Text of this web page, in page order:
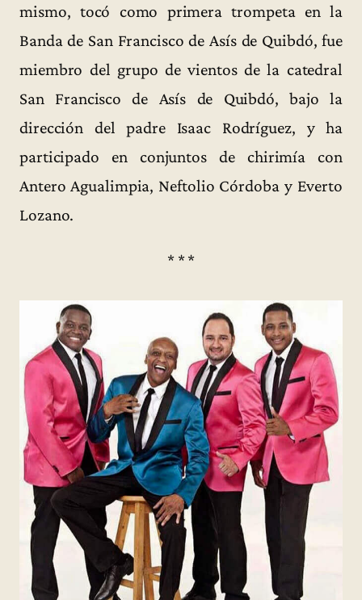
mismo, tocó como primera trompeta en la
Banda de San Francisco de Asís de Quibdó, fue
miembro del grupo de vientos de la catedral
San Francisco de Asís de Quibdó, bajo la
dirección del padre Isaac Rodríguez, y ha
participado en conjuntos de chirimía con
Antero Agualimpia, Neftolio Córdoba y Everto
Lozano.
* * *